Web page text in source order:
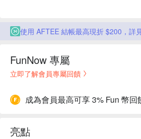
使用 AFTEE 結帳最高現折 $200，詳
FunNow 專屬
立即了解會員專屬回饋
成為會員最高可享 3% Fun 幣回
亮點